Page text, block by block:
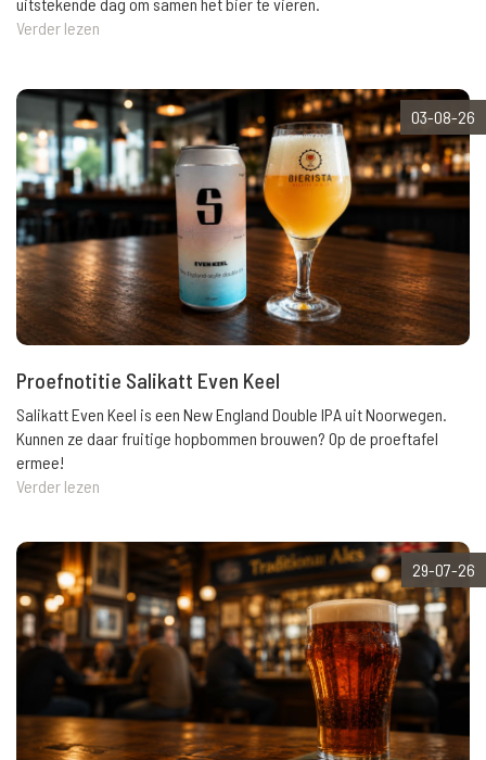
Verder lezen
03-08-26
Proefnotitie Salikatt Even Keel
Salikatt Even Keel is een New England Double IPA uit Noorwegen.
Kunnen ze daar fruitige hopbommen brouwen? Op de proeftafel
ermee!
Verder lezen
29-07-26